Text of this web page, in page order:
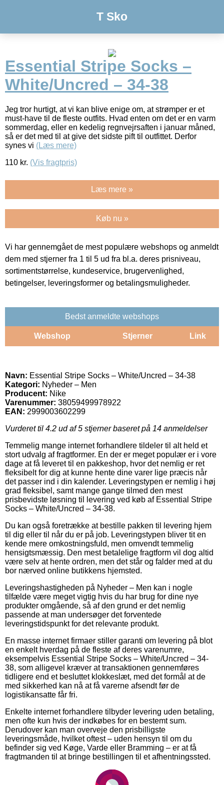
T Sko
Essential Stripe Socks –
White/Uncred – 34-38
Jeg tror hurtigt, at vi kan blive enige om, at strømper er et
must-have til de fleste outfits. Hvad enten om det er en varm
sommerdag, eller en kedelig regnvejrsaften i januar måned,
så er det med til at give det sidste pift til outfittet. Derfor
synes vi (Læs mere)
110 kr. (Vis fragtpris)
Læs mere »
Køb nu »
Vi har gennemgået de mest populære webshops og anmeldt
dem med stjerner fra 1 til 5 ud fra bl.a. deres prisniveau,
sortimentstørrelse, kundeservice, brugervenlighed,
betingelser, leveringsformer og betalingsmuligheder.
Bedst anmeldte webshops
Webshop Stjerner Link
Navn: Essential Stripe Socks – White/Uncred – 34-38
Kategori: Nyheder – Men
Producent: Nike
Varenummer: 38059499978922
EAN: 2999003602299
Vurderet til 4.2 ud af 5 stjerner baseret på 14 anmeldelser
Temmelig mange internet forhandlere tildeler til alt held et
stort udvalg af fragtformer. En der er meget populær er i vore
dage at få leveret til en pakkeshop, hvor det nemlig er ret
fleksibelt for dig at kunne hente dine varer lige præcis når
det passer ind i din kalender. Leveringstypen er nemlig i høj
grad fleksibel, samt mange gange tilmed den mest
prisbevidste løsning til levering ved køb af Essential Stripe
Socks – White/Uncred – 34-38.
Du kan også foretrække at bestille pakken til levering hjem
til dig eller til når du er på job. Leveringstypen bliver tit en
kende mere omkostningsfuld, men omvendt temmelig
hensigtsmæssig. Den mest betalelige fragtform vil dog altid
være selv at hente ordren, men det står og falder med at du
bor nærved online butikkens hjemsted.
Leveringshastigheden på Nyheder – Men kan i nogle
tilfælde være meget vigtig hvis du har brug for dine nye
produkter omgående, så af den grund er det nemlig
passende at man undersøger det forventede
leveringstidspunkt for det relevante produkt.
En masse internet firmaer stiller garanti om levering på blot
en enkelt hverdag på de fleste af deres varenumre,
eksempelvis Essential Stripe Socks – White/Uncred – 34-
38, som alligevel kræver at transaktionen gennemføres
tidligere end et besluttet klokkeslæt, med det formål at de
med sikkerhed kan nå at få varerne afsendt før de
logistikansatte får fri.
Enkelte internet forhandlere tilbyder levering uden betaling,
men ofte kun hvis der indkøbes for en bestemt sum.
Derudover kan man overveje den prisbilligste
leveringsmåde, hvilket oftest – uden hensyn til om du
befinder sig ved Køge, Varde eller Bramming – er at få
fragtmanden til at bringe bestillingen til et afhentningssted.